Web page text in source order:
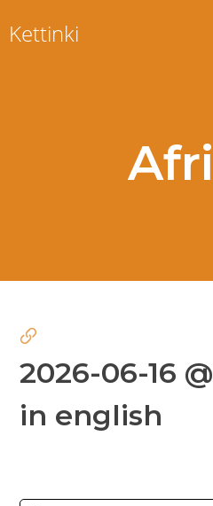
toKettinki
2026-06-16
in english